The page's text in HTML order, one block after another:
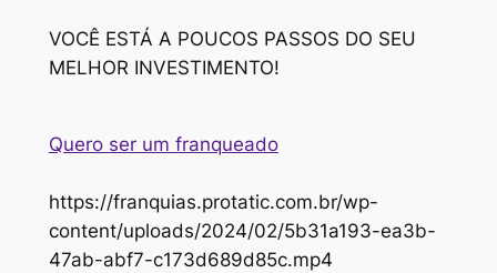
VOCÊ ESTÁ A POUCOS PASSOS DO SEU
MELHOR INVESTIMENTO!
Quero ser um franqueado
https://franquias.protatic.com.br/wp-
content/uploads/2024/02/5b31a193-ea3b-
47ab-abf7-c173d689d85c.mp4